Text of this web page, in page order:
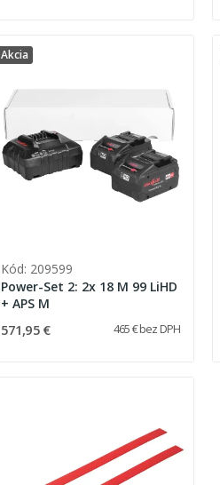
Akcia
Kód: 209599
Power-Set 2: 2x 18 M 99 LiHD
+ APS M
571,95 € 465 € bez DPH